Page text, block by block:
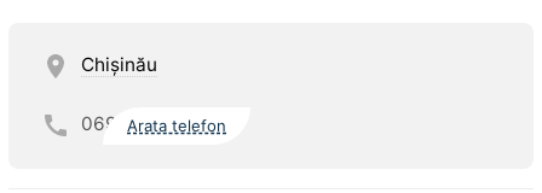
Chişinău
069 Arata telefon